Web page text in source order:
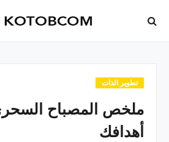
تطوير الذات
ملخص المصباح
أهدافك